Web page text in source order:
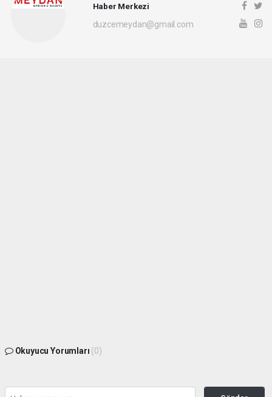
Haber Merkezi
duzcemeydan@gmail.com
Okuyucu Yorumları (0)